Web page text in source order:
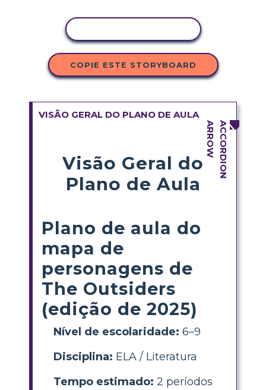
COPIE ESTE STORYBOARD
VISÃO GERAL DO PLANO DE AULA
Visão Geral do
Plano de Aula
Plano de aula do
mapa de
personagens de
The Outsiders
(edição de 2025)
Nível de escolaridade: 6–9
Disciplina: ELA / Literatura
Tempo estimado: 2 períodos